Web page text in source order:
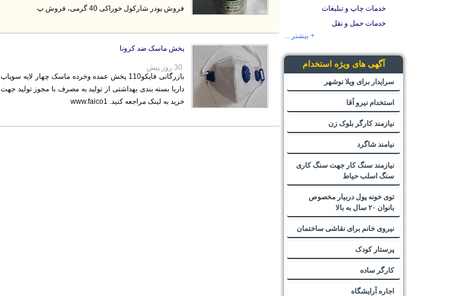
فروش پودر شارکول خوراکی 40 گرمی، فروش پ
پخش ماسک ضد کرونا
بازرگانی فایکو110 پخش عمده وخرده ماسک چهار لایه سوپاپ
داربا بسته بندی بهداشتی از تولید به مصرف با مجوز تولید جهت
خرید به لینک مراجعه کنید. www.faico1
30 روز پیش
خدمات چاپ و تبلیغات
خدمات حمل و نقل
+ بیشتر ...
آگهی های ویژه استخدام
سرایدار برای ویلا نوشهر
استخدام نیرو آقا
نیازمند کارگر بلوک زن
نیامند شاگرد
نیازمند سنگ کار جهت سنگ کاری
سنگ اسلب حیاط
توی خونه پول دربیار مخصوص
بانوان ۲۰ سال به بالا
نیروی خانم برای نقاشی ساختمان
پرستار کودک
کارگر ساده
اجاره آرایشگاه